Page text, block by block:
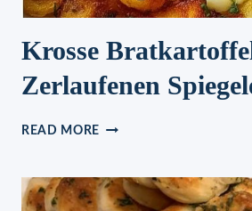
Krosse
Zerlaufenen
READ MORE KROSSE
ZERLAUFENEN
SPIEGELEIERN